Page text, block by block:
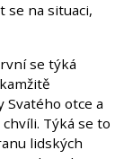
se na situaci,
se týká
otce a
Týká se to
lidských